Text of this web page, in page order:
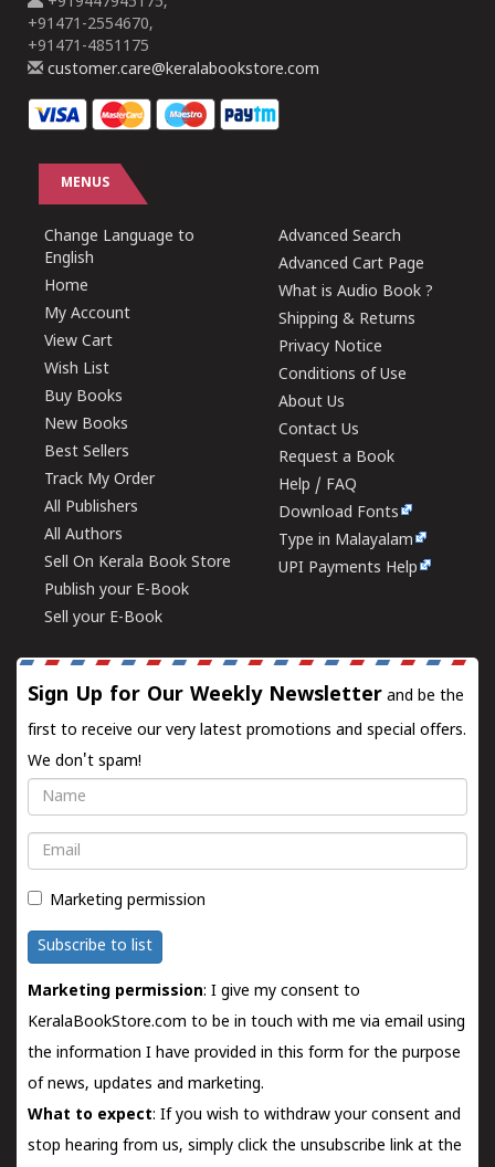
+91471-2554670,
+91471-4851175
customer.care@keralabookstore.com
MENUS
Change Language to
English
Home
My Account
View Cart
Wish List
Buy Books
New Books
Best Sellers
Track My Order
All Publishers
All Authors
Sell On Kerala Book Store
Publish your E-Book
Sell your E-Book
Advanced Search
Advanced Cart Page
What is Audio Book ?
Shipping & Returns
Privacy Notice
Conditions of Use
About Us
Contact Us
Request a Book
Help / FAQ
Download Fonts
Type in Malayalam
UPI Payments Help
Sign Up for Our Weekly Newsletter and be the
first to receive our very latest promotions and special offers.
We don't spam!
Name
Email
Marketing permission
Subscribe to list
Marketing permission: I give my consent to
KeralaBookStore.com to be in touch with me via email using
the information I have provided in this form for the purpose
of news, updates and marketing.
What to expect: If you wish to withdraw your consent and
stop hearing from us, simply click the unsubscribe link at the